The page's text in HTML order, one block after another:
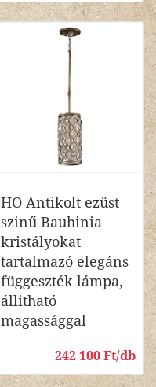
HO Antikolt ezüst
szinű Bauhinia
kristályokat
tartalmazó elegáns
függeszték lámpa,
állitható
magassággal
242 100 Ft/db